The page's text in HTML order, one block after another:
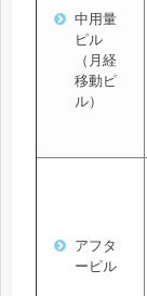
中用量
ピル
（月経
移動ピ
ル）
アフタ
ーピル